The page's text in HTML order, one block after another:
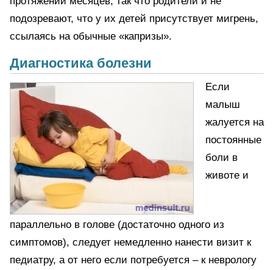
подозревают, что у их детей присутствует мигрень,
ссылаясь на обычные «капризы».
Диагностика болезни
Если
малыш
жалуется на
постоянные
боли в
животе и
параллельно в голове (достаточно одного из
симптомов), следует немедленно нанести визит к
педиатру, а от него если потребуется – к неврологу